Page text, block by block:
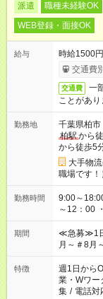
派遣 職種未経験OK
WEB登録・面接OK
給与
時給1500
交通費
交通費
一
ことがあり
勤務地
千葉県柏市
柏駅から
から徒歩5
大手物
職場です！
勤務時間
9:00～18:00 希望の時間帯を選べます！ ＜シフト例＞ ・
～12：00
22：00 ・
期間
≪急募≫1
月～＃8月
特徴 週1日から
業・Wワー
集 / 電話対